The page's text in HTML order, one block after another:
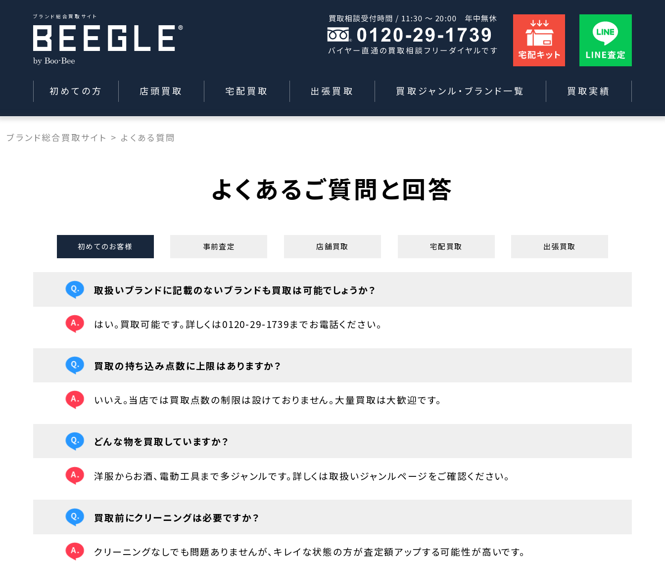
ブランド総合買取サイト
初めての方 店頭買取 宅配買取 出張買取 買取ジャンル・ブランド一覧 買取実績
ブランド総合買取サイト > よくある質問
よくあるご質問と回答
初めてのお客様 事前査定 店舗買取 宅配買取 出張買取
取扱いブランドに記載のないブランドも買取は可能でしょうか？
はい。買取可能です。詳しくは0120-29-1739までお電話ください。
買取の持ち込み点数に上限はありますか？
いいえ。当店では買取点数の制限は設けておりません。大量買取は大歓迎です。
どんな物を買取していますか？
洋服からお酒、電動工具まで多ジャンルです。詳しくは取扱いジャンルページをご確認ください。
買取前にクリーニングは必要ですか？
クリーニングなしでも問題ありませんが、キレイな状態の方が査定額アップする可能性が高いです。